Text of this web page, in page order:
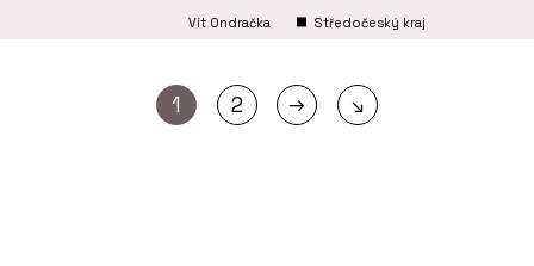
Vít Ondračka Středočeský kraj
1 2 → ↘